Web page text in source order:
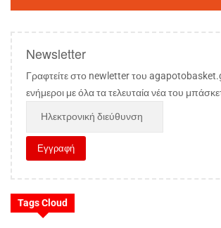
Newsletter
Γραφτείτε στο newletter του
ενήμεροι με όλα τα τελευταία νέα του
Tags Cloud